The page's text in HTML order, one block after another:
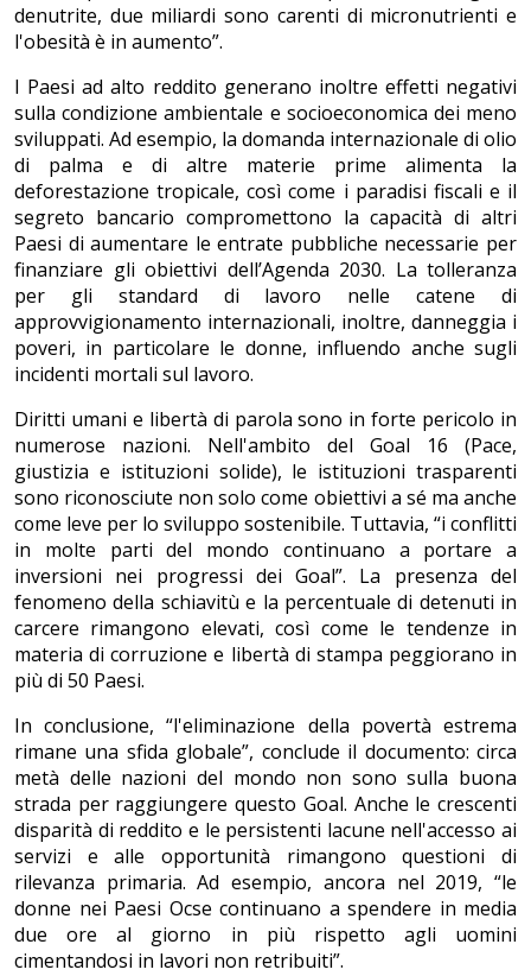
denutrite, due miliardi sono carenti di micronutrienti e
l'obesità è in aumento”.
I Paesi ad alto reddito generano inoltre effetti negativi
sulla condizione ambientale e socioeconomica dei meno
sviluppati. Ad esempio, la domanda internazionale di olio
di palma e di altre materie prime alimenta la
deforestazione tropicale, così come i paradisi fiscali e il
segreto bancario compromettono la capacità di altri
Paesi di aumentare le entrate pubbliche necessarie per
finanziare gli obiettivi dell’Agenda 2030. La tolleranza
per gli standard di lavoro nelle catene di
approvvigionamento internazionali, inoltre, danneggia i
poveri, in particolare le donne, influendo anche sugli
incidenti mortali sul lavoro.
Diritti umani e libertà di parola sono in forte pericolo in
numerose nazioni. Nell'ambito del Goal 16 (Pace,
giustizia e istituzioni solide), le istituzioni trasparenti
sono riconosciute non solo come obiettivi a sé ma anche
come leve per lo sviluppo sostenibile. Tuttavia, “i conflitti
in molte parti del mondo continuano a portare a
inversioni nei progressi dei Goal”. La presenza del
fenomeno della schiavitù e la percentuale di detenuti in
carcere rimangono elevati, così come le tendenze in
materia di corruzione e libertà di stampa peggiorano in
più di 50 Paesi.
In conclusione, “l'eliminazione della povertà estrema
rimane una sfida globale”, conclude il documento: circa
metà delle nazioni del mondo non sono sulla buona
strada per raggiungere questo Goal. Anche le crescenti
disparità di reddito e le persistenti lacune nell'accesso ai
servizi e alle opportunità rimangono questioni di
rilevanza primaria. Ad esempio, ancora nel 2019, “le
donne nei Paesi Ocse continuano a spendere in media
due ore al giorno in più rispetto agli uomini
cimentandosi in lavori non retribuiti”.